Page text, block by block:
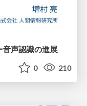
音声認識の進展
0 210